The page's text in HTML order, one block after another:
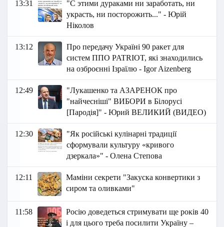
13:31
"С этими дураками ни заработать, ни
украсть, ни посторожить..." - Юрій
Ніколов
13:12
Про передачу Україні 90 ракет для
систем ППО PATRIOT, які знаходились
на озброєнні Ізраїлю - Igor Aizenberg
12:49
"Лукашенко та АЗАРЕНОК про
"найчесніші" ВИБОРИ в Білорусі
[Пародія]" - Юрий ВЕЛИКИЙ (ВИДЕО)
12:30
"Як російські кулінарні традиції
сформували культуру «кривого
дзеркала»" - Олена Степова
12:11
Маміни секрети "Закуска конвертики з
сиром та оливками"
11:58
Росію доведеться стримувати ще років 40
і для цього треба посилити Україну –